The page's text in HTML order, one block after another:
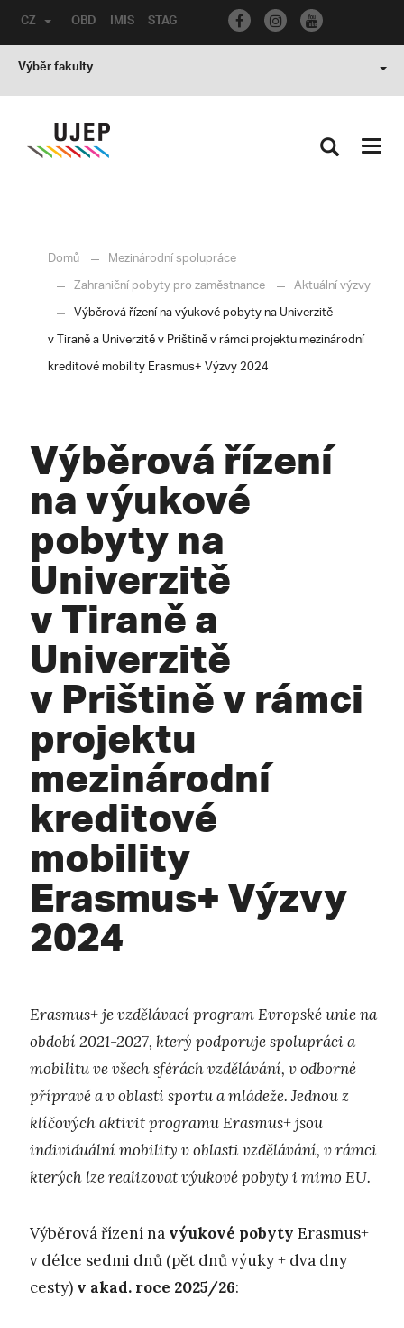
OBD IMIS STAG
CZ
Výběr fakulty
Domů
Mezinárodní spolupráce
Zahraniční pobyty pro zaměstnance
Aktuální výzvy
Výběrová řízení na výukové pobyty na Univerzitě
v Tiraně a Univerzitě v Prištině v rámci projektu mezinárodní
kreditové mobility Erasmus+ Výzvy 2024
Výběrová řízení
na výukové
pobyty na
Univerzitě
v Tiraně a
Univerzitě
v Prištině v rámci
projektu
mezinárodní
kreditové
mobility
Erasmus+ Výzvy
2024
Erasmus+ je vzdělávací program Evropské unie na
období 2021-2027, který podporuje spolupráci a
mobilitu ve všech sférách vzdělávání, v odborné
přípravě a v oblasti sportu a mládeže. Jednou z
klíčových aktivit programu Erasmus+ jsou
individuální mobility v oblasti vzdělávání, v rámci
kterých lze realizovat výukové pobyty i mimo EU.
Výběrová řízení na výukové pobyty Erasmus+
v délce sedmi dnů (pět dnů výuky + dva dny
cesty) v akad. roce 2025/26: